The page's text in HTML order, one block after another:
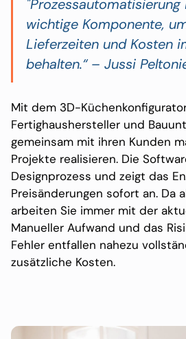
"Prozessautomatisierung
wichtige Komponente,
Lieferzeiten und Kosten
behalten.“ – Jussi
Mit dem 3D-
Fertighaushersteller und
gemeinsam mit ihren Kunden
Projekte realisieren. Die
Designprozess und zeigt das
Preisänderungen sofort an. Da
arbeiten Sie immer mit der
Manueller Aufwand und das
Fehler entfallen nahezu
zusätzliche Kosten.